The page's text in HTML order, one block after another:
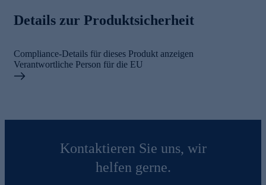
Details zur Produktsicherheit
Compliance-Details für dieses Produkt anzeigen
Verantwortliche Person für die EU
Kontaktieren Sie uns, wir
helfen gerne.